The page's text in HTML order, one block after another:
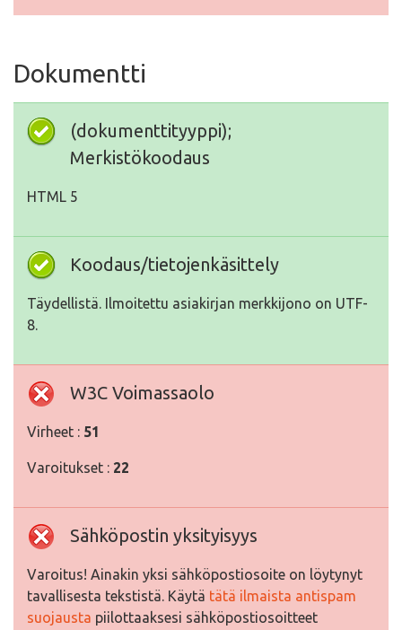
Dokumentti
(dokumenttityyppi);
Merkistökoodaus
HTML 5
Koodaus/tietojenkäsittely
Täydellistä. Ilmoitettu asiakirjan merkkijono on UTF-
8.
W3C Voimassaolo
Virheet : 51
Varoitukset : 22
Sähköpostin yksityisyys
Varoitus! Ainakin yksi sähköpostiosoite on löytynyt
tavallisesta tekstistä. Käytä tätä ilmaista antispam
suojausta piilottaaksesi sähköpostiosoitteet